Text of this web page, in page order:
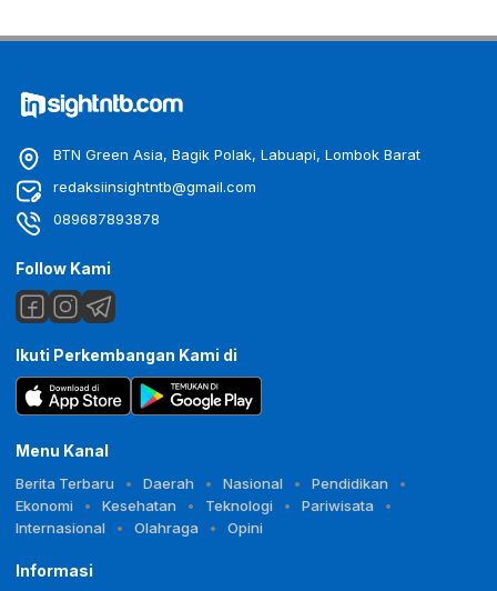
BTN Green Asia, Bagik Polak, Labuapi, Lombok Barat
redaksiinsightntb@gmail.com
089687893878
Follow Kami
Ikuti Perkembangan Kami di
Menu Kanal
Berita Terbaru Daerah Nasional
Pendidikan
Ekonomi
Kesehatan Teknologi
Pariwisata
Internasional
Olahraga Opini
Informasi